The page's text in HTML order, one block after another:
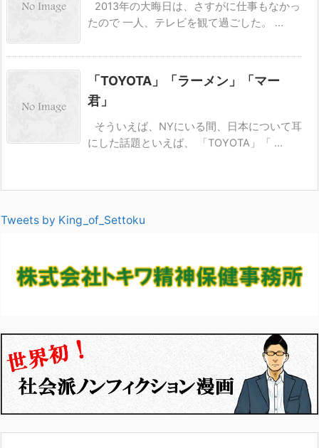
2013年の大晦日は、さすがに仕事もなかっ
たので 一人、テレビを観て過ごした。 ...
「TOYOTA」「ラーメン」「マー
君」
そういえば、NYにいる間、日本について耳
にした話題といえば、 「TOYOTA」「 ...
Tweets by King_of_Settoku